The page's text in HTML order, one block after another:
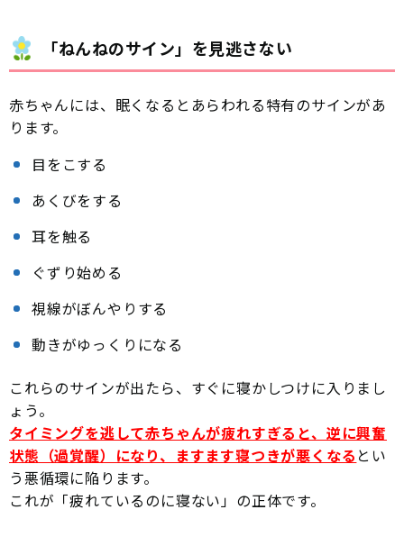
「ねんねのサイン」を見逃さない
赤ちゃんには、眠くなるとあらわれる特有のサインがあ
ります。
目をこする
あくびをする
耳を触る
ぐずり始める
視線がぼんやりする
動きがゆっくりになる
これらのサインが出たら、すぐに寝かしつけに入りまし
ょう。
タイミングを逃して赤ちゃんが疲れすぎると、逆に興奮
状態（過覚醒）になり、ますます寝つきが悪くなる とい
う悪循環に陥ります。
これが「疲れているのに寝ない」の正体です。